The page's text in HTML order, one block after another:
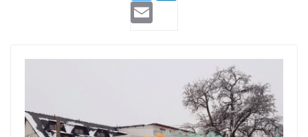
listicle-3-2-2023-
cover.png